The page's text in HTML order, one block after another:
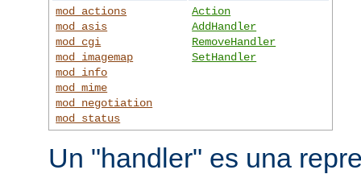
mod_actions
mod_asis
mod_cgi
mod_imagemap
mod_info
mod_mime
mod_negotiation
mod_status
Action
AddHandler
RemoveHandler
SetHandler
Un "handler" es una